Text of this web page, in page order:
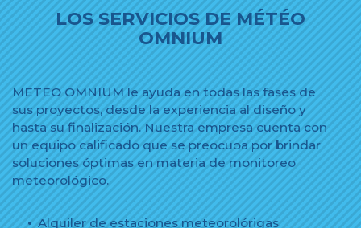
LOS SERVICIOS DE MÉTÉO
OMNIUM
METEO OMNIUM le ayuda en todas las fases de
sus proyectos, desde la experiencia al diseño y
hasta su finalización. Nuestra empresa cuenta con
un equipo calificado que se preocupa por brindar
soluciones óptimas en materia de monitoreo
meteorológico.
Alquiler de estaciones meteorolórigas